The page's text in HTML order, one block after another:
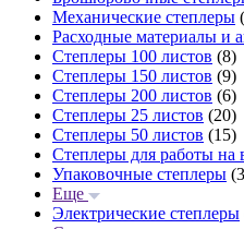
Механические степлеры
Расходные материалы и
Степлеры 100 листов (8)
Степлеры 150 листов (9)
Степлеры 200 листов (6)
Степлеры 25 листов (20)
Степлеры 50 листов (15)
Степлеры для работы на
Упаковочные степлеры
Еще
Электрические степлеры